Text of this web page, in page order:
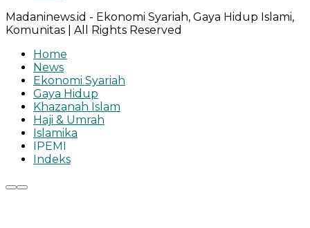
Madaninews.id - Ekonomi Syariah, Gaya Hidup Islami,
Komunitas | All Rights Reserved
Home
News
Ekonomi Syariah
Gaya Hidup
Khazanah Islam
Haji & Umrah
Islamika
IPEMI
Indeks